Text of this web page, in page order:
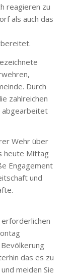
reagieren zu
als auch das
Durch
zahlreichen
abgearbeitet
Wehr über
heute Mittag
Engagement
und
das es zu
meiden Sie